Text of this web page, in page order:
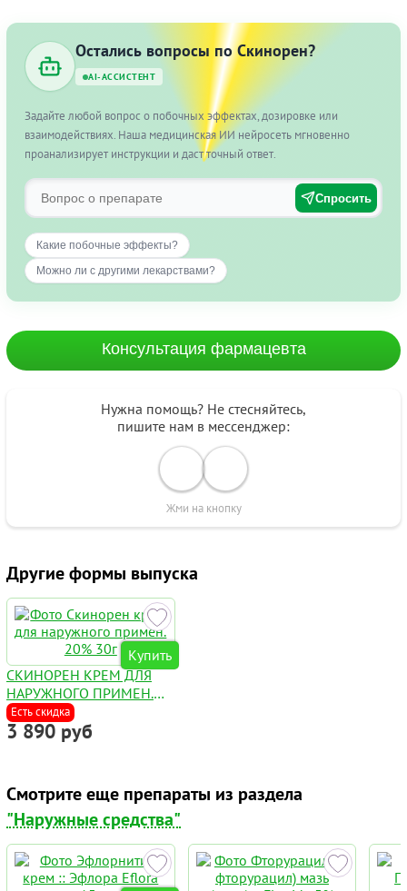
Остались вопросы по Скинорен?
AI-АССИСТЕНТ
Задайте любой вопрос о побочных эффектах, дозировке или
взаимодействиях. Наша медицинская ИИ нейросеть мгновенно
проанализирует инструкции и даст точный ответ.
Спросить
Какие побочные эффекты?
Можно ли с другими лекарствами?
Консультация фармацевта
Нужна помощь? Не стесняйтесь,
пишите нам в мессенджер:
Жми на кнопку
Другие формы выпуска
Купить
СКИНОРЕН КРЕМ ДЛЯ
НАРУЖНОГО ПРИМЕН.
20% 30Г
Есть скидка
3 890 руб
Смотрите еще препараты из раздела
"Наружные средства"